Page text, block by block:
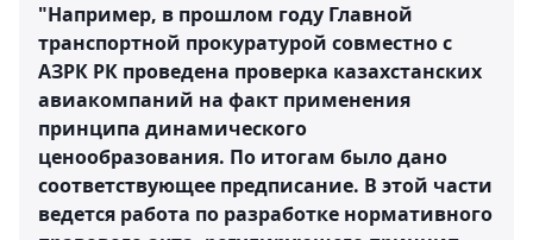
"Например, в прошлом году Главной
транспортной прокуратурой совместно с
АЗРК РК проведена проверка казахстанских
авиакомпаний на факт применения
принципа динамического
ценообразования. По итогам было дано
соответствующее предписание. В этой части
ведется работа по разработке нормативного